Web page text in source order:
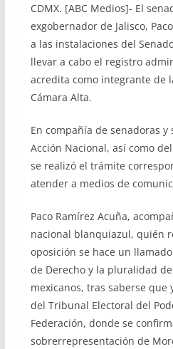
CDMX. [ABC Medios]- El
exgobernador de Jalisco,
a las instalaciones del
llevar a cabo el registro
acredita como integrante de
Cámara Alta.
En compañía de senadoras y
Acción Nacional, así como
se realizó el trámite
atender a medios de
Paco Ramírez Acuña,
nacional blanquiazul, quién
oposición se hace un
de Derecho y la pluralidad
mexicanos, tras saberse que
del Tribunal Electoral del
Federación, donde se
sobrerrepresentación de